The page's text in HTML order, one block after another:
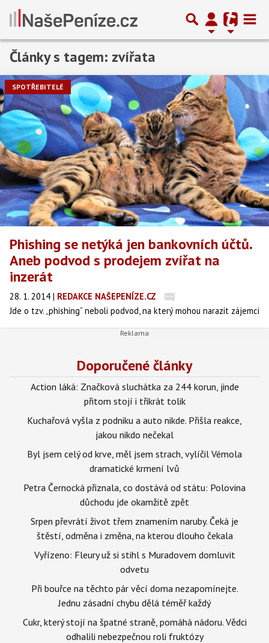
Články s tagem: zvířata
SPOTŘEBITELÉ
Phishing se netýká jen bankovních účtů.
Aneb podvod s prodejem zvířat na
inzerát
28. 1. 2014 | REDAKCE NAŠEPENÍZE.CZ
Jde o tzv. „phishing“ neboli podvod, na který mohou narazit zájemci
o koupi či záchranu zvířat z neutěšených podmínek. Cílem
takovéhoto „podnikání“ je vymámit z naivního zákazníka peníze.
bankovnictví, kdy se podvodníci snažili z klientů vylákat
přístupová hesla k účtům.
Doporučené články
Action láká: Značková sluchátka za 244 korun, jinde
přitom stojí i třikrát tolik
Kuchařová vyšla z podniku a auto nikde. Přišla reakce,
jakou nikdo nečekal
Byl jsem celý od krve, měl jsem strach, vylíčil Vémola
dramatické krmení lvů
Petra Černocká přiznala, co dostává od státu: Polovina
důchodu jde okamžitě zpět
Srpen převrátí život třem znamením naruby. Čeká je
štěstí, odměna i změna, na kterou dlouho čekala
Vyřízeno: Fleury už si stihl s Muradovem domluvit
odvetu
Při bouřce na těchto pár věcí doma nezapomínejte.
Jednu zásadní chybu dělá téměř každý
Cukr, který stojí na špatné straně, pomáhá nádoru. Vědci
odhalili nebezpečnou roli fruktózy